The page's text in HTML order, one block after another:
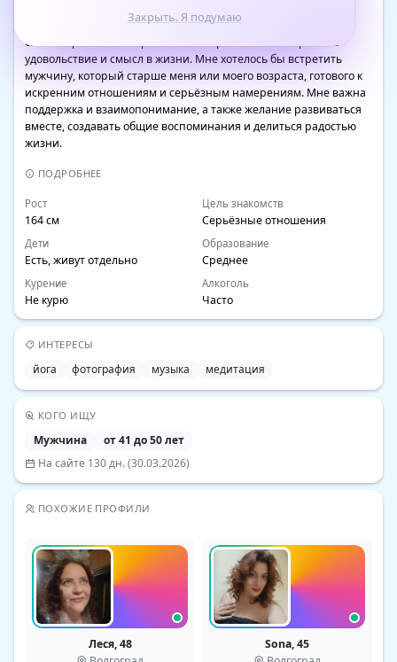
Закрыть. Я подумаю
посвящаю время помощи другим и участию в
благотворительных проектах. Это приносит мне огромное
удовольствие и смысл в жизни. Мне хотелось бы встретить
мужчину, который старше меня или моего возраста, готового к
искренним отношениям и серьёзным намерениям. Мне важна
поддержка и взаимопонимание, а также желание развиваться
вместе, создавать общие воспоминания и делиться радостью
жизни.
ПОДРОБНЕЕ
Рост
164 см
Цель знакомств
Серьёзные отношения
Дети
Есть, живут отдельно
Образование
Среднее
Курение
Не курю
Алкоголь
Часто
ИНТЕРЕСЫ
йога фотография музыка медитация
КОГО ИЩУ
Мужчина
от 41 до 50 лет
На сайте 130 дн. (30.03.2026)
ПОХОЖИЕ ПРОФИЛИ
Леся, 48
Sona, 45